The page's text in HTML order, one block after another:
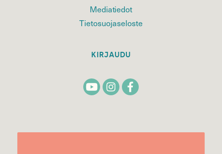
Mediatiedot
Tietosuojaseloste
KIRJAUDU